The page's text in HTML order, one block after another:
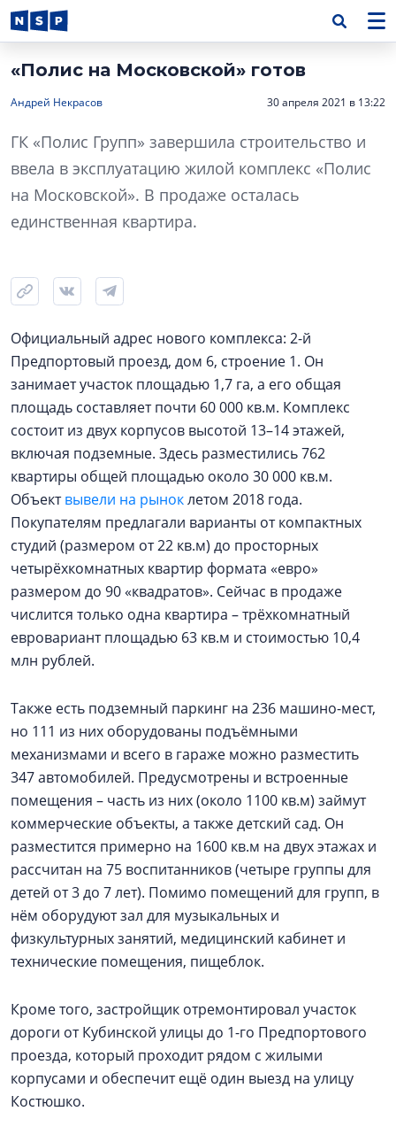
«Полис на Московской» готов
Андрей Некрасов 30 апреля 2021 в 13:22
ГК «Полис Групп» завершила строительство и
ввела в эксплуатацию жилой комплекс «Полис
на Московской». В продаже осталась
единственная квартира.
Официальный адрес нового комплекса: 2-й
Предпортовый проезд, дом 6, строение 1. Он
занимает участок площадью 1,7 га, а его общая
площадь составляет почти 60 000 кв.м. Комплекс
состоит из двух корпусов высотой 13–14 этажей,
включая подземные. Здесь разместились 762
квартиры общей площадью около 30 000 кв.м.
Объектвывели на рыноклетом 2018 года.
Покупателям предлагали варианты от компактных
студий (размером от 22 кв.м) до просторных
четырёхкомнатных квартир формата «евро»
размером до 90 «квадратов». Сейчас в продаже
числится только одна квартира – трёхкомнатный
евровариант площадью 63 кв.м и стоимостью 10,4
млн рублей.
Также есть подземный паркинг на 236 машино-мест,
но 111 из них оборудованы подъёмными
механизмами и всего в гараже можно разместить
347 автомобилей. Предусмотрены и встроенные
помещения – часть из них (около 1100 кв.м) займут
коммерческие объекты, а также детский сад. Он
разместится примерно на 1600 кв.м на двух этажах и
рассчитан на 75 воспитанников (четыре группы для
детей от 3 до 7 лет). Помимо помещений для групп, в
нём оборудуют зал для музыкальных и
физкультурных занятий, медицинский кабинет и
технические помещения, пищеблок.
Кроме того, застройщик отремонтировал участок
дороги от Кубинской улицы до 1-го Предпортового
проезда, который проходит рядом с жилыми
корпусами и обеспечит ещё один выезд на улицу
Костюшко.